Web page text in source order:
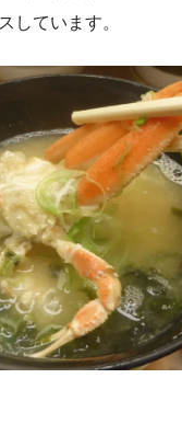
しています。